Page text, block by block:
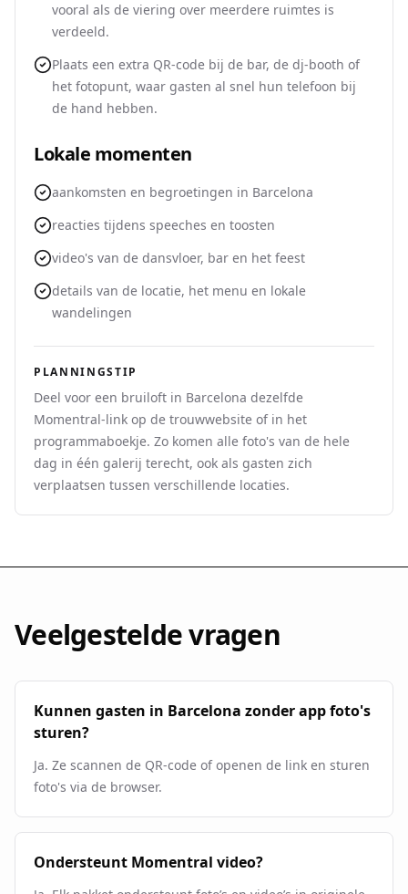
vooral als de viering over meerdere ruimtes is
verdeeld.
Plaats een extra QR-code bij de bar, de dj-booth of
het fotopunt, waar gasten al snel hun telefoon bij
de hand hebben.
Lokale momenten
aankomsten en begroetingen in Barcelona
reacties tijdens speeches en toosten
video's van de dansvloer, bar en het feest
details van de locatie, het menu en lokale
wandelingen
PLANNINGSTIP
Deel voor een bruiloft in Barcelona dezelfde
Momentral-link op de trouwwebsite of in het
programmaboekje. Zo komen alle foto's van de hele
dag in één galerij terecht, ook als gasten zich
verplaatsen tussen verschillende locaties.
Veelgestelde vragen
Kunnen gasten in Barcelona zonder app foto's
sturen?
Ja. Ze scannen de QR-code of openen de link en sturen
foto's via de browser.
Ondersteunt Momentral video?